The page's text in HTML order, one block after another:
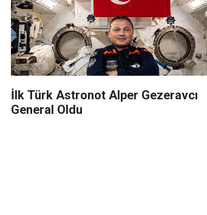
İlk Türk Astronot Alper Gezeravcı
General Oldu